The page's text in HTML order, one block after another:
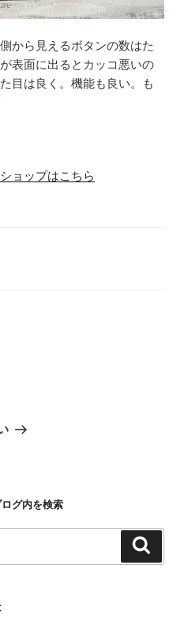
から見えるボタンの数はた
表面に出るとカッコ悪いの
目は良く。機能も良い。も
ョップはこちら
グ内を検索